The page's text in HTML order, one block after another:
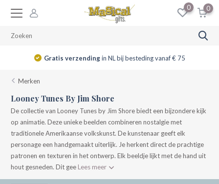
0 0
Gratis verzendingin NL bij besteding vanaf € 75
Merken
Looney Tunes By Jim Shore
De collectie van Looney Tunes by Jim Shore biedt een bijzondere kijk
op animatie. Deze unieke beelden combineren nostalgie met
traditionele Amerikaanse volkskunst. De kunstenaar geeft elk
personage een handgemaakt uiterlijk. Je herkent direct de prachtige
patronen en texturen in het ontwerp. Elk beeldje lijkt met de hand uit
hout gesneden. Dit gee Lees meer